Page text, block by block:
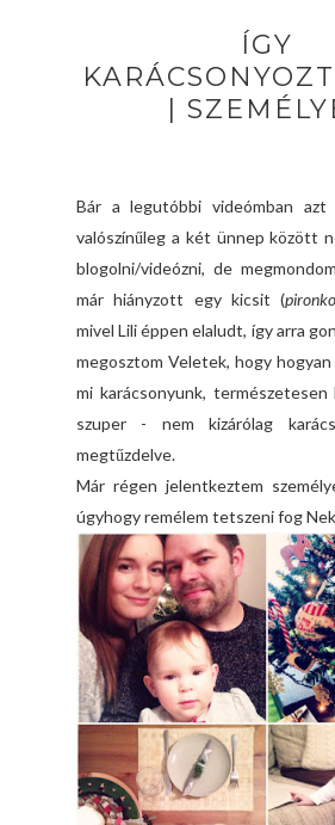
ÍGY
|
Bár a legutóbbi videómban azt
valószínűleg a két ünnep között
blogolni/videózni, de
már hiányzott egy kicsit (
mivel Lili éppen elaludt, így arra
megosztom Veletek, hogy
mi karácsonyunk,
szuper - nem kizárólag
megtűzdelve.
Már régen jelentkeztem
úgyhogy remélem tetszeni fog